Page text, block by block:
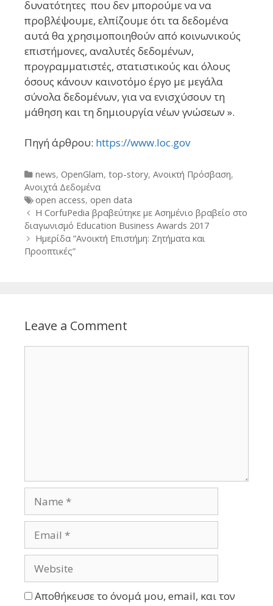
δυνατότητες που δεν μπορούμε να να
προβλέψουμε, ελπίζουμε ότι τα δεδομένα
αυτά θα χρησιμοποιηθούν από κοινωνικούς
επιστήμονες, αναλυτές δεδομένων,
προγραμματιστές, στατιστικούς και όλους
όσους κάνουν καινοτόμο έργο με μεγάλα
σύνολα δεδομένων, για να ενισχύσουν τη
μάθηση και τη δημιουργία νέων γνώσεων ».
Πηγή άρθρου: https://www.loc.gov
Categories
news, OpenGlam, top-story, Ανοικτή Πρόσβαση,
Ανοιχτά Δεδομένα
Tags
open access, open data
Post
navigation
Η CorfuPedia βραβεύτηκε με Ασημένιο βραβείο στο
διαγωνισμό Education Business Awards 2017
Ημερίδα “Ανοικτή Επιστήμη: Ζητήματα και
Προοπτικές”
Leave a Comment
Αποθήκευσε το όνομά μου, email, και τον